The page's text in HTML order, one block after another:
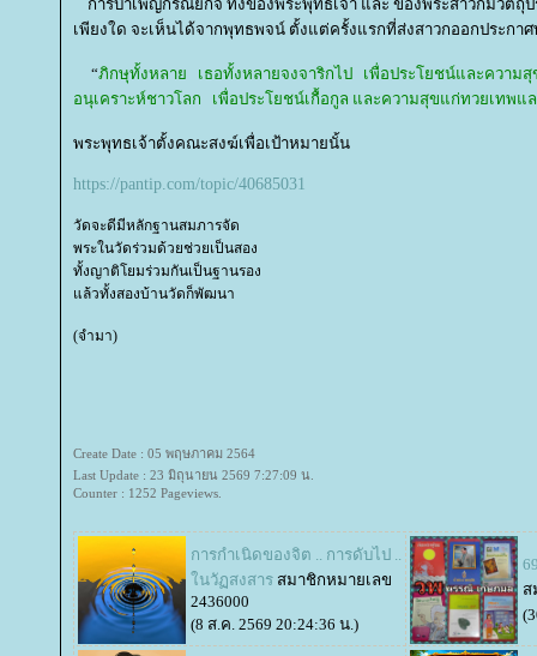
การบำเพ็ญกรณียกิจ ทั้งของพระพุทธเจ้า และ ของพระสาวกมีวัตถุ
เพียงใด จะเห็นได้จากพุทธพจน์ ตั้งแต่ครั้งแรกที่ส่งสาวกออกประกาศ
“ภิกษุทั้งหลาย เธอทั้งหลายจงจาริกไป เพื่อประโยชน์และความ
อนุเคราะห์ชาวโลก เพื่อประโยชน์เกื้อกูล และความสุขแก่ทวยเทพ
พระพุทธเจ้าตั้งคณะสงฆ์เพื่อเป้าหมายนั้น
https://pantip.com/topic/40685031
วัดจะดีมีหลักฐานสมภารจัด
พระในวัดร่วมด้วยช่วยเป็นสอง
ทั้งญาติโยมร่วมกันเป็นฐานรอง
ล้วทั้งสองบ้านวัดก็พัฒนา
(จำมา)
Create Date : 05 พฤษภาคม 2564
Last Update : 23 มิถุนายน 2569 7:27:09 น.
Counter : 1252 Pageviews.
การกำเนิดของจิต .. การดับไป ..
นวัฏสงสาร สมาชิกหมายเลข
2436000
(8 ส.ค. 2569 20:24:36 น.)
ส